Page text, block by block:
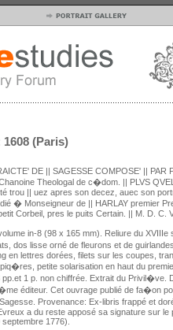
1608 (Paris)
DE || SAGESSE COMPOSE' ||
Theologal de c�dom. || PLVS
trou || uez apres son decez, auec son
� Monseigneur de || HARLAY premier
Corbeil, pres le puits Certain. || M. D. C.
in-8 (98 x 165 mm). Reliure du
dos lisse orné de fleurons et de
en lettres dorées, filets sur les coupes,
petite solarisation en haut du
pp.et 1 p. non chiffrée. Extrait du
éditeur. Cet ouvrage publié de fa�on
Provenance: Ex-libris frappé et
a du reste apposé sa signature sur le
septembre 1776).